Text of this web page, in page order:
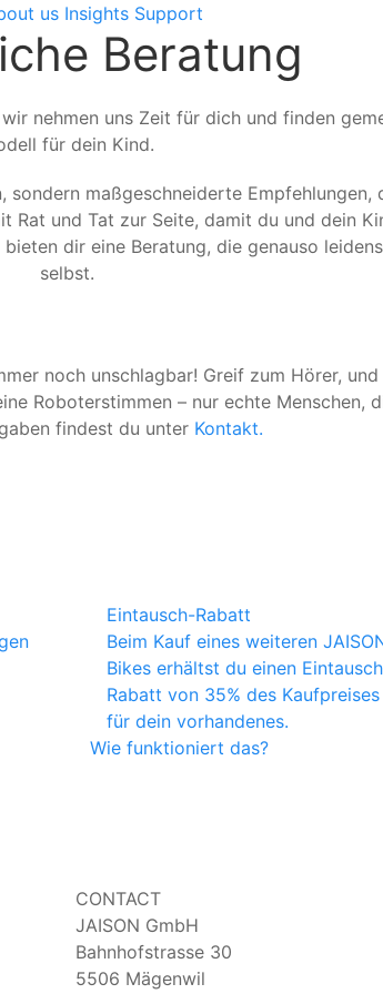
us Insights Support
Beratung
nehmen uns Zeit für dich und finden
für dein Kind.
maßgeschneiderte Empfehlungen,
Rat und Tat zur Seite, damit du und dein
dir eine Beratung, die genauso
selbst.
noch unschlagbar! Greif zum Hörer,
Roboterstimmen – nur echte Menschen,
findest du unter Kontakt.
Eintausch-Rabatt
Beim Kauf eines weiteren
Bikes erhältst du einen
Rabatt von 35% des Kaufpreises
für dein vorhandenes.
Wie funktioniert das?
CONTACT
JAISON GmbH
Bahnhofstrasse 30
5506 Mägenwil